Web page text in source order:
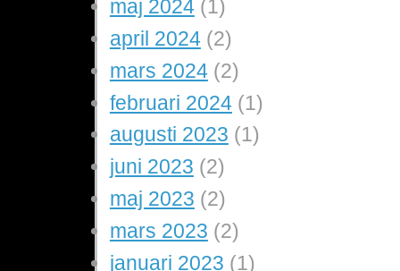
maj 2024(1)
april 2024(2)
mars 2024(2)
februari 2024(1)
augusti 2023 (1)
juni 2023 (2)
maj 2023 (2)
mars 2023 (2)
januari 2023 (1)